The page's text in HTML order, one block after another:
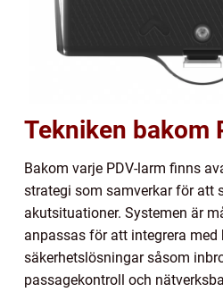
Tekniken bakom
Bakom varje PDV-larm finns
strategi som samverkar för att
akutsituationer. Systemen är
anpassas för att integrera med
säkerhetslösningar såsom
passagekontroll och